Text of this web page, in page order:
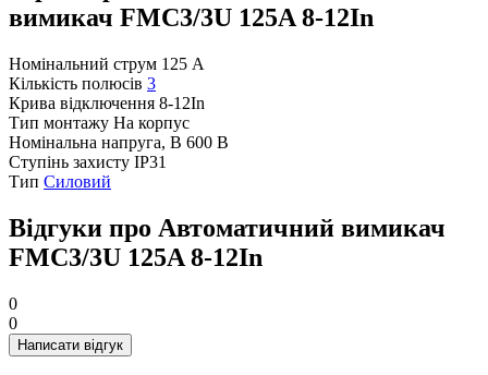
вимикач FMC3/3U 125A 8-12In
Номінальний струм 125 А
Кількість полюсів 3
Крива відключення 8-12In
Тип монтажу На корпус
Номінальна напруга, В 600 В
Ступінь захисту IP31
Тип Силовий
Відгуки про Автоматичний вимикач
FMC3/3U 125A 8-12In
0
0
Написати відгук